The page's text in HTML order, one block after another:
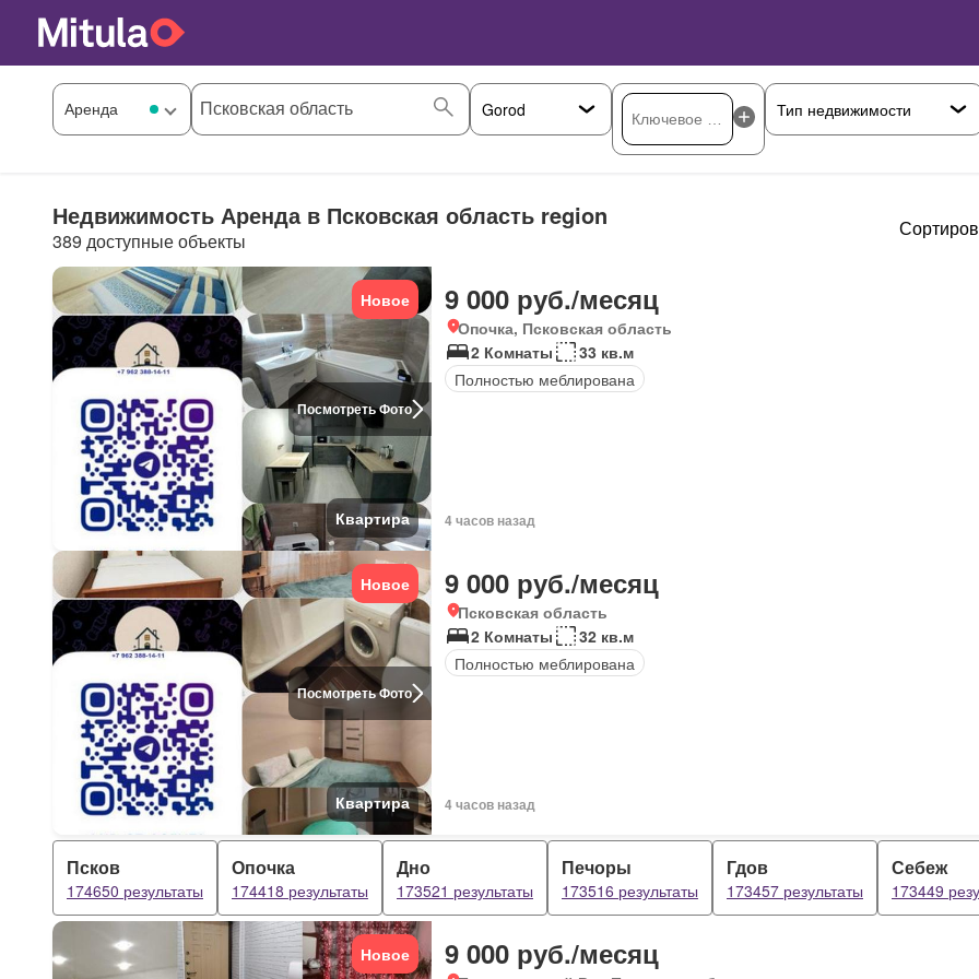
Недвижимость Аренда в Псковская область region
389 доступные объекты
Посмотреть Фото
Новое
Квартира
9 000 руб./месяц
Опочка, Псковская область
2 Комнаты
33 кв.м
Полностью меблирована
4 часов назад
Посмотреть Фото
Новое
Квартира
9 000 руб./месяц
Псковская область
2 Комнаты
32 кв.м
Полностью меблирована
4 часов назад
Псков
174650 результаты
Опочка
174418 результаты
Дно
173521 результаты
Печоры
173516 результаты
Гдов
173457 результаты
Себеж
173449
Новое 9 000 руб./месяц